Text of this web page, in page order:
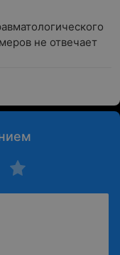
не отвечает